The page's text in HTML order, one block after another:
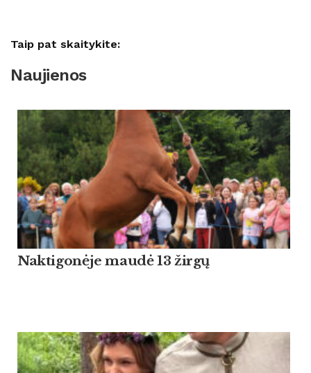
Taip pat skaitykite:
Naujienos
Naktigonėje maudė 13 žirgų